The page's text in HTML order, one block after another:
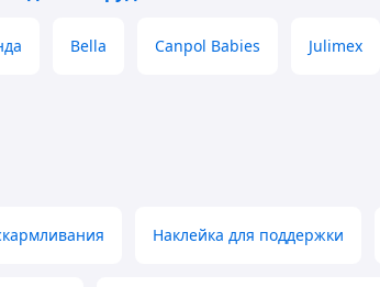
Bella Canpol Babies Julimex
Наклейка для поддержки